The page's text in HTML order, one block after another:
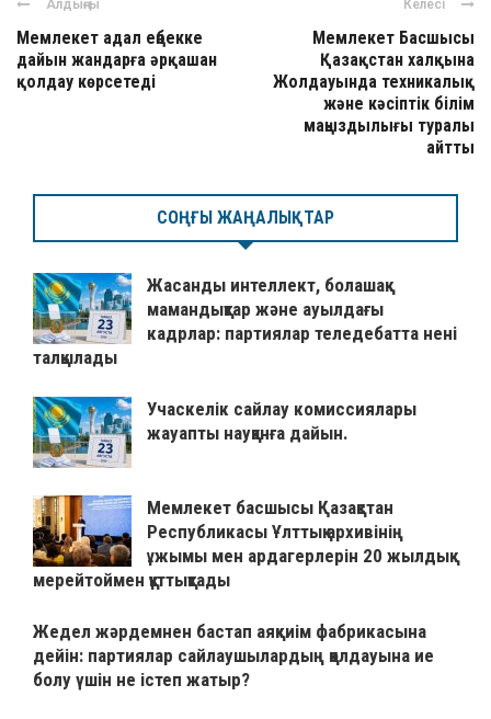
Алдыңғы
Мемлекет адал еңбекке
дайын жандарға әрқашан
қолдау көрсетеді
Келесі
Мемлекет Басшысы
Қазақстан халқына
Жолдауында техникалық
және кәсіптік білім
маңыздылығы туралы
айтты
СОҢҒЫ ЖАҢАЛЫҚТАР
Жасанды интеллект, болашақ
мамандықтар және ауылдағы
кадрлар: партиялар теледебатта нені
талқылады
Учаскелік сайлау комиссиялары
жауапты науқанға дайын.
Мемлекет басшысы Қазақстан
Республикасы Ұлттық архивінің
ұжымы мен ардагерлерін 20 жылдық
мерейтоймен құттықтады
Жедел жәрдемнен бастап аяқкиім фабрикасына
дейін: партиялар сайлаушылардың қолдауына ие
болу үшін не істеп жатыр?